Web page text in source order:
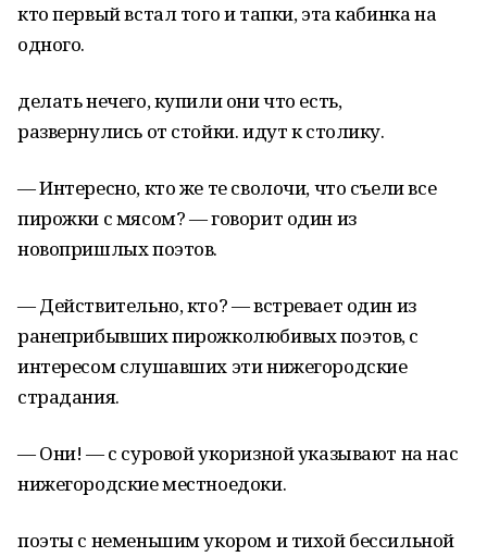
кто первый встал того и тапки, эта кабинка на
одного.
делать нечего, купили они что есть,
развернулись от стойки. идут к столику.
— Интересно, кто же те сволочи, что съели все
пирожки с мясом? — говорит один из
новопришлых поэтов.
— Действительно, кто? — встревает один из
ранеприбывших пирожколюбивых поэтов, с
интересом слушавших эти нижегородские
страдания.
— Они! — с суровой укоризной указывают на нас
нижегородские местноедоки.
поэты с неменьшим укором и тихой бессильной